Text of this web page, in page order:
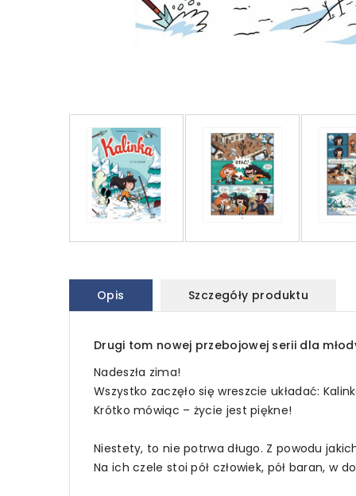
Opis Szczegóły produktu
Drugi tom nowej przebojowej serii dla
Nadeszła zima!
Wszystko zaczęło się wreszcie układać:
Krótko mówiąc – życie jest piękne!
Niestety, to nie potrwa długo. Z powodu
Na ich czele stoi pół człowiek, pół baran, w